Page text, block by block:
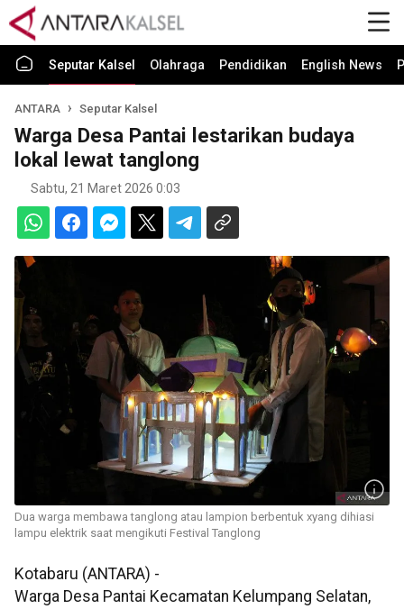
Seputar Kalsel Olahraga Pendidikan English News
ANTARA Seputar Kalsel
Warga Desa Pantai lestarikan budaya
lokal lewat tanglong
Sabtu, 21 Maret 2026 0:03
Dua warga membawa tanglong atau lampion berbentuk xyang dihiasi
lampu elektrik saat mengikuti Festival Tanglong
Kotabaru (ANTARA) -
Warga Desa Pantai Kecamatan Kelumpang Selatan,